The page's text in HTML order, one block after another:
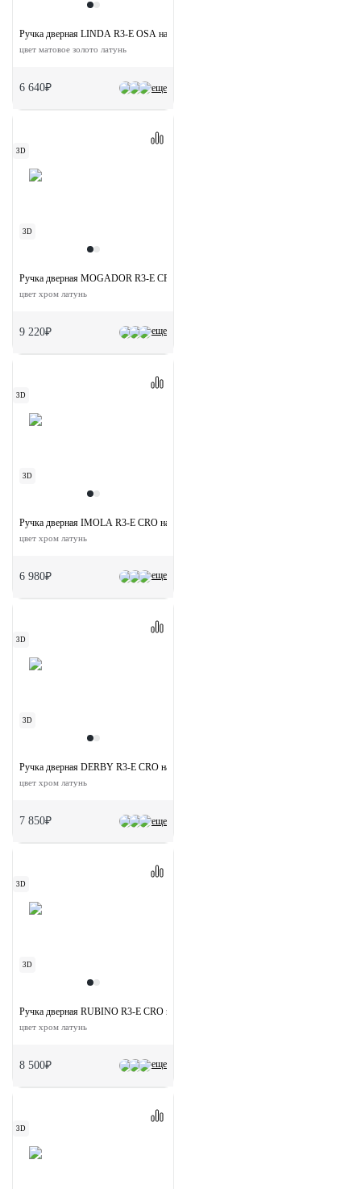
еще
Ручка дверная LINDA R3-E OSA на круглой розетке
цвет матовое золото латунь
6 640₽
3D
3D
еще
Ручка дверная MOGADOR R3-E CRO на круглой розетке
цвет хром латунь
9 220₽
3D
3D
еще
Ручка дверная IMOLA R3-E CRO на круглой розетке
цвет хром латунь
6 980₽
3D
3D
еще
Ручка дверная DERBY R3-E CRO на круглой розетке
цвет хром латунь
7 850₽
3D
3D
еще
Ручка дверная RUBINO R3-E CRO на круглой розетке
цвет хром латунь
8 500₽
3D